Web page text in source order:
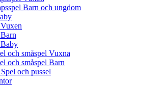
Barn och ungdom
och småspel Vuxna
och småspel Barn
och pussel